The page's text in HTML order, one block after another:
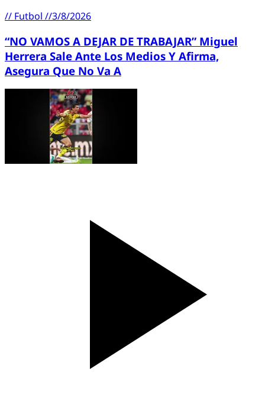
// Futbol //3/8/2026
“NO VAMOS A DEJAR DE TRABAJAR” Miguel
Herrera Sale Ante Los Medios Y Afirma,
Asegura Que No Va A